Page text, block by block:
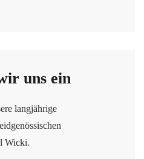
uns ein
langjährige
Wicki.